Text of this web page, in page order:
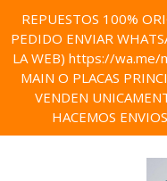
REPUESTOS 100%
PEDIDO ENVIAR
LA WEB) https://wa.me/
MAIN O PLACAS
VENDEN
HACEMOS